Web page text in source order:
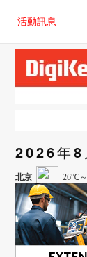
器
活動訊息
制器
2026年8